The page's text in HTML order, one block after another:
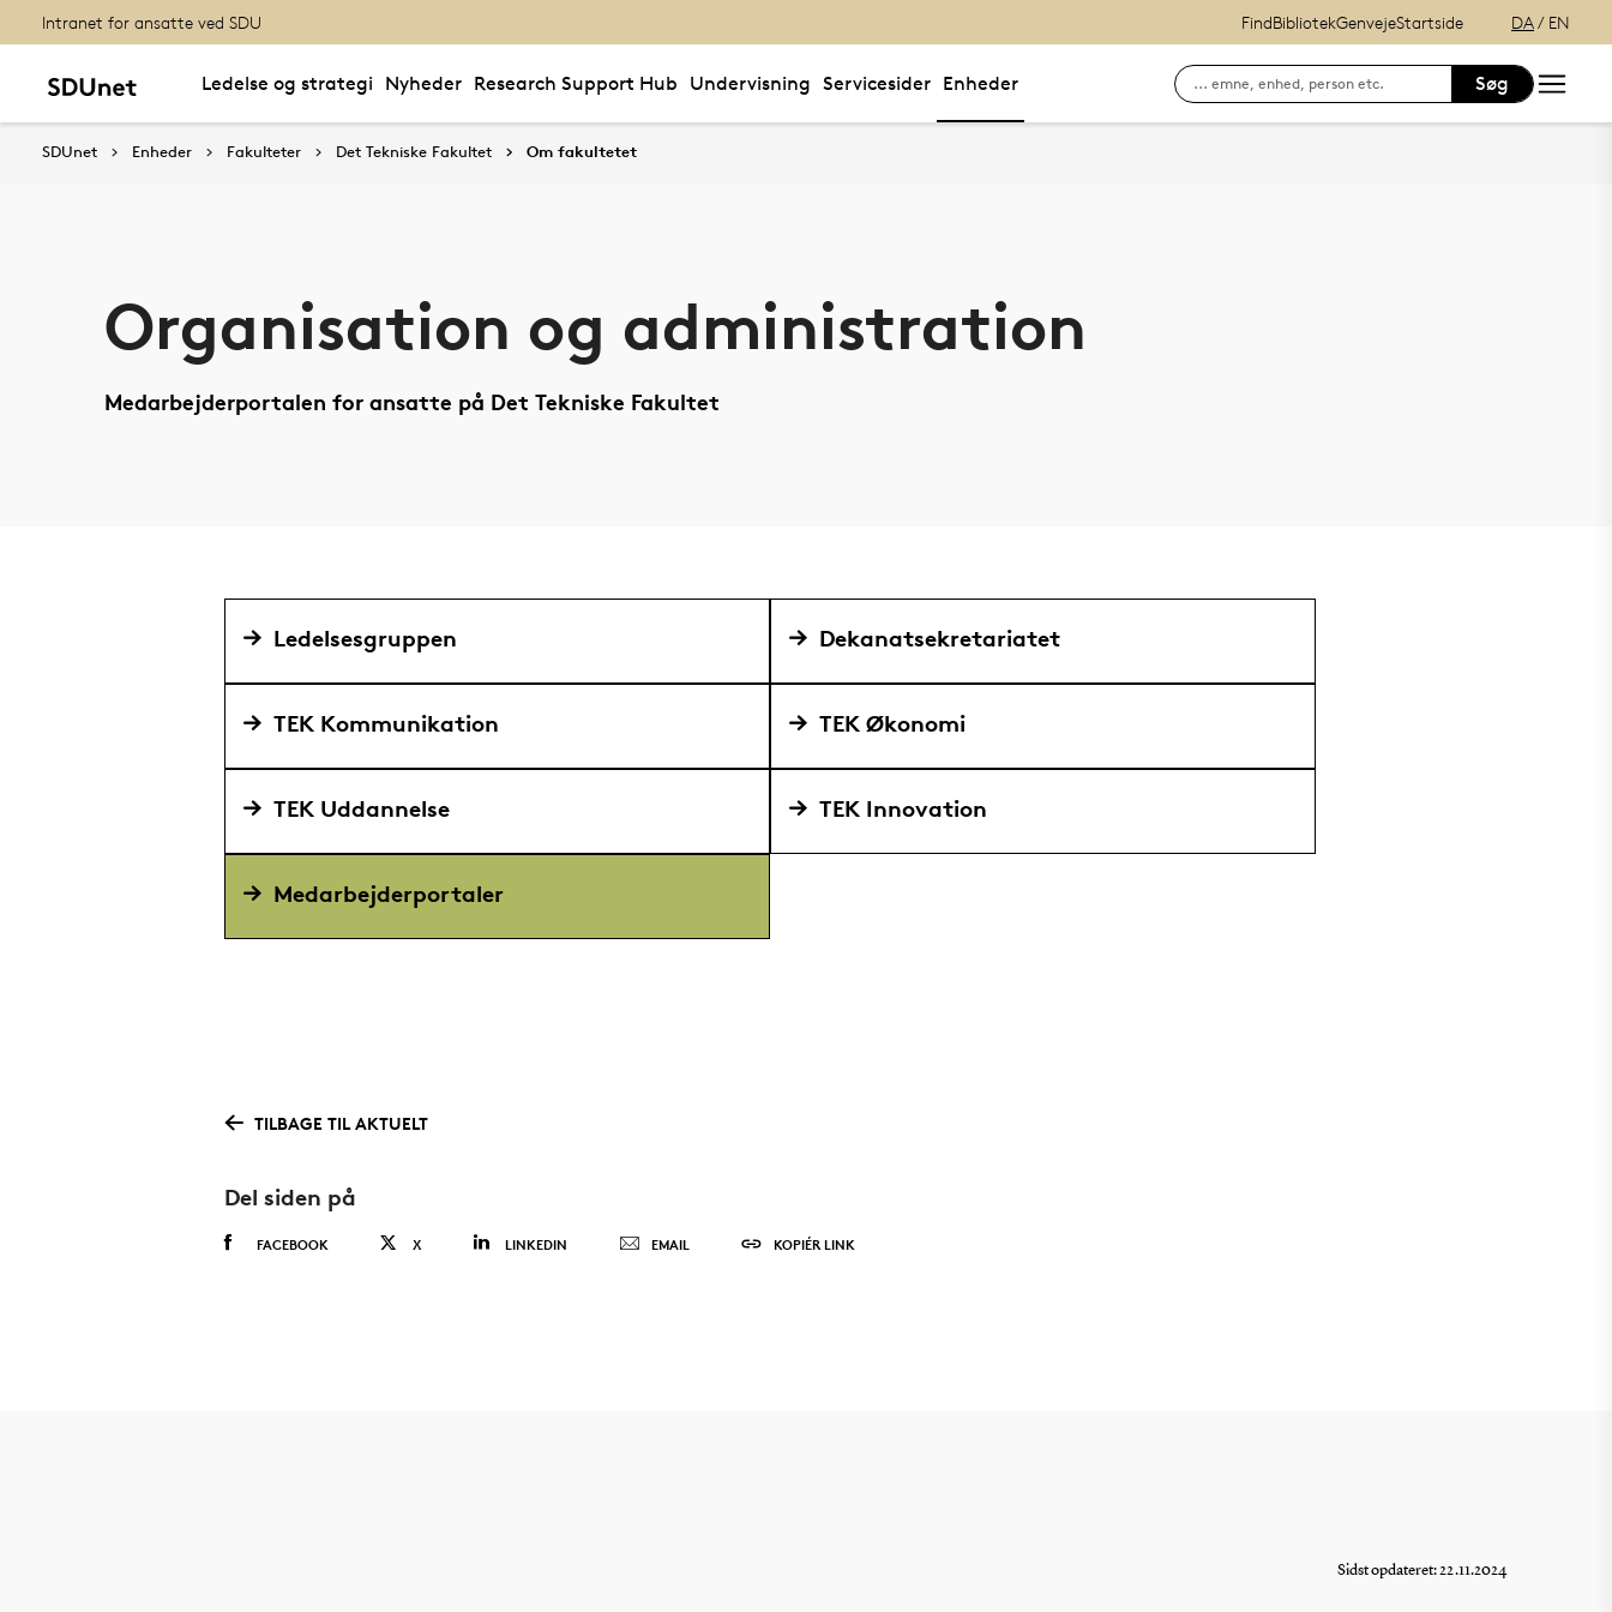
Intranet for ansatte ved SDU Find
Søg efter kontaktinformation på ansatte
BibliotekGenveje
E-læring (itslearning)
Startside DA/ EN
Ledelse og strategi Nyheder Research Support Hub Undervisning Servicesider Enheder Søg
SDUnet Enheder Fakulteter Det Tekniske Fakultet Om fakultetet
Organisation og administration
Medarbejderportalen for ansatte på Det Tekniske Fakultet
Ledelsesgruppen Dekanatsekretariatet
TEK Kommunikation TEK Økonomi
TEK Uddannelse TEK Innovation
Medarbejderportaler
TILBAGE TIL AKTUELT
Del siden på
FACEBOOK X LINKEDIN EMAIL KOPIÉR LINK
Sidst opdateret: 22.11.2024